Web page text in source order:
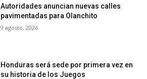
Autoridades anuncian nuevas calles
pavimentadas para Olanchito
9 agosto, 2026
Honduras será sede por primera vez en
su historia de los Juegos